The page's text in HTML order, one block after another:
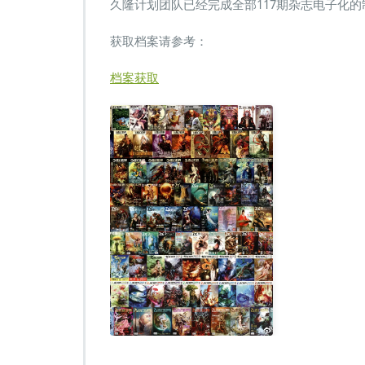
完
久隆计划团队已经完成全部117期杂志电子化的
获取档案请参考：
档案获取